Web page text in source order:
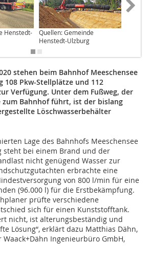
Henstedt-
Quellen: Gemeinde
Henstedt-Ulzburg
stehen beim Bahnhof Meeschensee
108 Pkw-Stellplätze und 112
Verfügung. Unter dem Fußweg, der
zum Bahnhof führt, ist der bislang
Löschwasserbehälter
Lage des Bahnhofs Meeschensee
steht bei einem Brand und der
nicht genügend Wasser zur
erbrachte eine
von 800 l/min für eine
(96.000 l) für die Erstbekämpfung.
prüfte verschiedene
sich für einen Kunststofftank.
nicht, ist alterungsbeständig und
Lösung“, erklärt dazu Matthias Dähn,
Ingenieurbüro GmbH,